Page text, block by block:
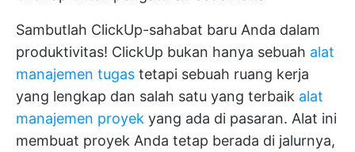
Sambutlah ClickUp-sahabat baru Anda dalam
produktivitas! ClickUp bukan hanya sebuah alat
manajemen tugas tetapi sebuah ruang kerja
yang lengkap dan salah satu yang terbaik alat
manajemen proyek yang ada di pasaran. Alat ini
membuat proyek Anda tetap berada di jalurnya,